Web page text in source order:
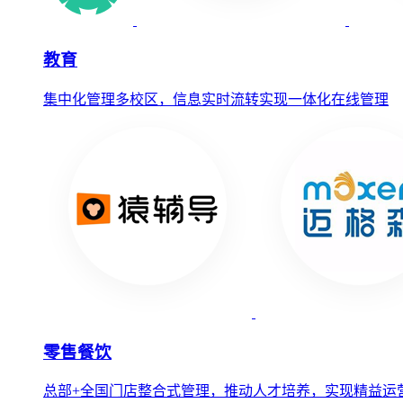
教育
集中化管理多校区，信息实时流转实现一体化在线管理
零售餐饮
总部+全国门店整合式管理，推动人才培养，实现精益运